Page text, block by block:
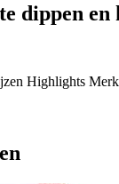
dippen en
Highlights